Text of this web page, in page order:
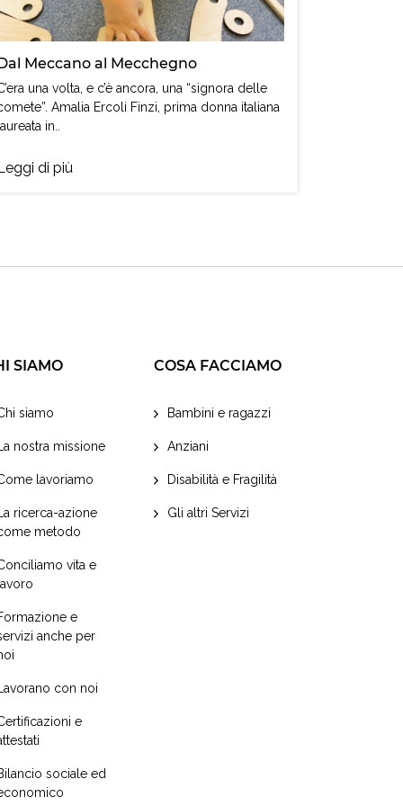
Meccano al Mecchegno
una volta, e c’è ancora, una “signora delle
Amalia Ercoli Finzi, prima donna italiana
in..
di più
SIAMO
siamo
nostra missione
lavoriamo
ricerca-azione
metodo
vita e
e
anche per
con noi
e
sociale ed
COSA FACCIAMO
Bambini e ragazzi
Anziani
Disabilità e Fragilità
Gli altri Servizi